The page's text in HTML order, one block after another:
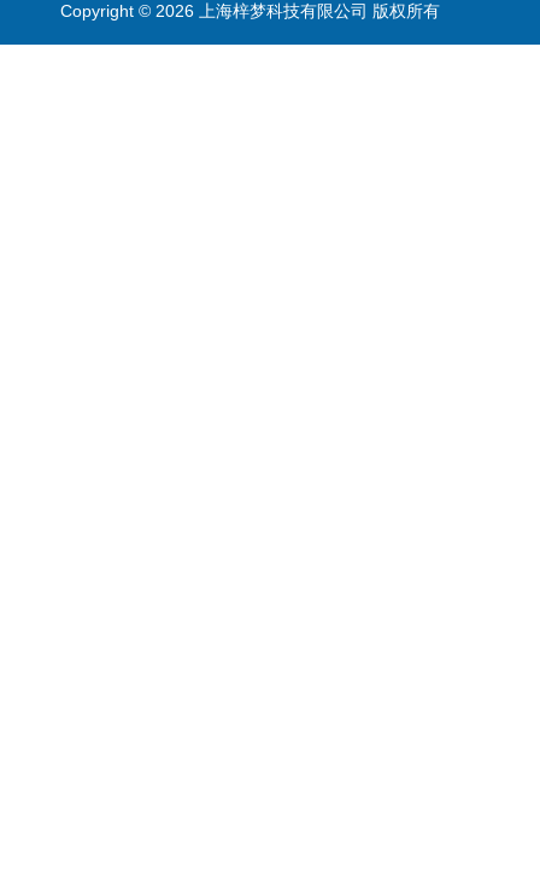
Copyright © 2026 上海梓梦科技有限公司 版权所有